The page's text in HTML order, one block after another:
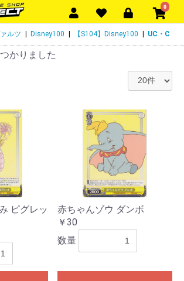
0
ルツ Disney100 【S104】Disney100 UC・C
かりました
ピグレッ
赤ちゃんゾウ ダンボ
￥30
数量